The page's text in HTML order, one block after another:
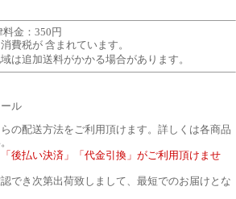
金：350円
費税が 含まれています。
は追加送料がかかる場合があります。
ル
らの配送方法をご利用頂けます。詳しくは各商品
「後払い決済」「代金引換」がご利用頂けませ
でき次第出荷致しまして、最短でのお届けとな